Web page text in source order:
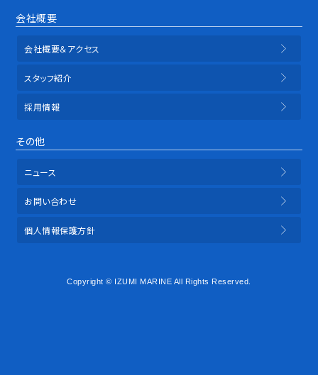
会社概要
会社概要＆アクセス
スタッフ紹介
採用情報
その他
ニュース
お問い合わせ
個人情報保護方針
Copyright © IZUMI MARINE All Rights Reserved.